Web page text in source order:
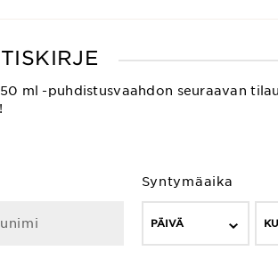
ml -puhdistusvaahdon seuraavan
Syntymäaika
PÄIVÄ